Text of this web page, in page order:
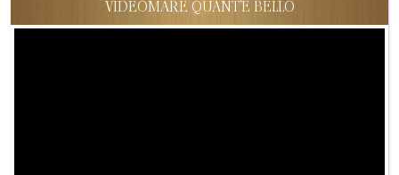
VIDEOMARE QUANT'È BELLO